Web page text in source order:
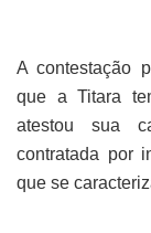
A contestação
que a Titara
atestou sua
contratada por
que se